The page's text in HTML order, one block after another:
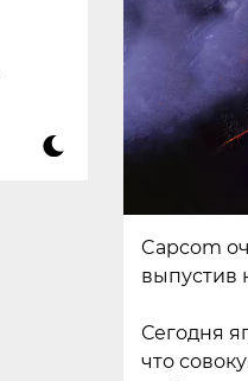
Capcom
выпустив
Сегодня
что